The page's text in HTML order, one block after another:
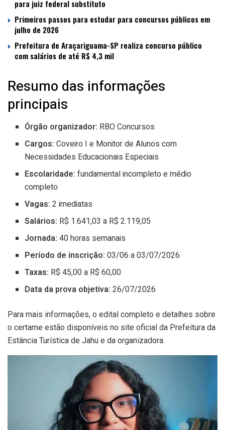
para juiz federal substituto
Primeiros passos para estudar para concursos públicos em
julho de 2026
Prefeitura de Araçariguama-SP realiza concurso público
com salários de até R$ 4,3 mil
Resumo das informações
principais
Órgão organizador: RBO Concursos
Cargos: Coveiro I e Monitor de Alunos com
Necessidades Educacionais Especiais
Escolaridade: fundamental incompleto e médio
completo
Vagas: 2 imediatas
Salários: R$ 1.641,03 a R$ 2.119,05
Jornada: 40 horas semanais
Período de inscrição: 03/06 a 03/07/2026
Taxas: R$ 45,00 a R$ 60,00
Data da prova objetiva: 26/07/2026
Para mais informações, o edital completo e detalhes sobre
o certame estão disponíveis no site oficial da Prefeitura da
Estância Turística de Jahu e da organizadora.